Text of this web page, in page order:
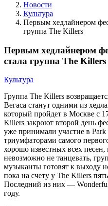
Новости
Культура
Первым хедлайнером
группа The Killers
Первым хедлайнером
стала группа The Killers
Культура
Группа The Killers
Вегаса станут одними из
который пройдет в Москве с
Killers закроют второй день
уже принимали участие в
триумфаторами самого
хорошо известных всех песен,
невозможно не танцевать,
музыканты готовят к выходу
пока на счету у The Killers
Последний из них —
году.